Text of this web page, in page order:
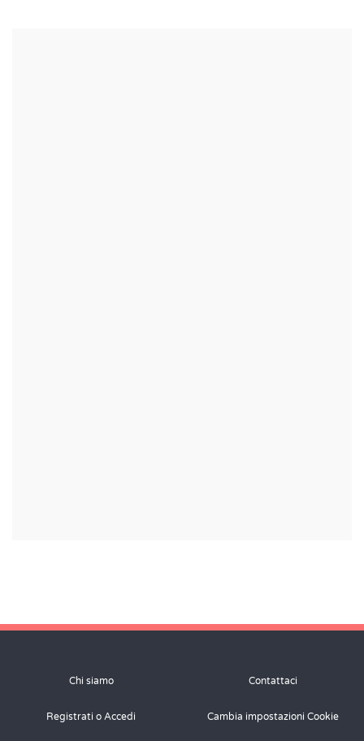
Chi siamo Contattaci
Registrati o Accedi Cambia impostazioni Cookie